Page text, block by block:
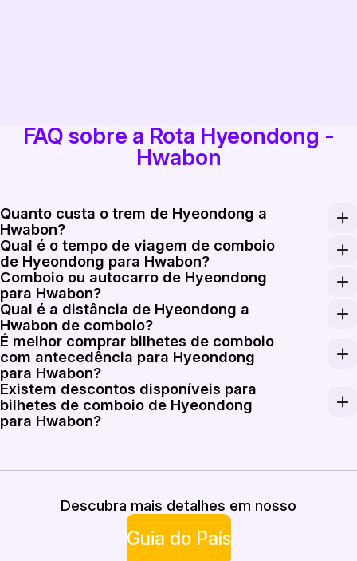
FAQ sobre a Rota Hyeondong -
Hwabon
Quanto custa o trem de Hyeondong a
Hwabon?
O trem de Hyeondong a Hwabon custa entre 7.000
Qual é o tempo de viagem de comboio
de Hyeondong para Hwabon?
A viagem de Hyeondong para Hwabon leva
Comboio ou autocarro de Hyeondong
para Hwabon?
Embora os autocarros possam oferecer paragens
Qual é a distância de Hyeondong a
Hwabon de comboio?
A distância entre Hyeondong e Hwabon de comboio
É melhor comprar bilhetes de comboio
com antecedência para Hyeondong
para Hwabon?
Sim, é recomendável comprar bilhetes de comboio
Existem descontos disponíveis para
bilhetes de comboio de Hyeondong
para Hwabon?
Descubra mais detalhes em nosso
Guia do País